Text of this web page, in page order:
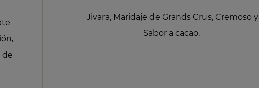
de
Jivara, Maridaje de Grands Crus, Cremoso y
Sabor a cacao.